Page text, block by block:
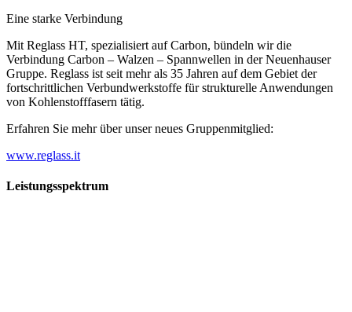
Eine starke Verbindung
Mit Reglass HT, spezialisiert auf Carbon, bündeln wir die
Verbindung Carbon – Walzen – Spannwellen in der Neuenhauser
Gruppe. Reglass ist seit mehr als 35 Jahren auf dem Gebiet der
fortschrittlichen Verbundwerkstoffe für strukturelle Anwendungen
von Kohlenstofffasern tätig.
Erfahren Sie mehr über unser neues Gruppenmitglied:
www.reglass.it
Leistungsspektrum